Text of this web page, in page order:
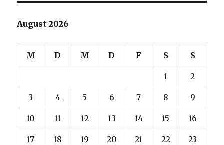
August 2026
M D M D F S S
1 2
3 4 5 6 7 8 9
10 11 12 13 14 15 16
17 18 19 20 21 22 23